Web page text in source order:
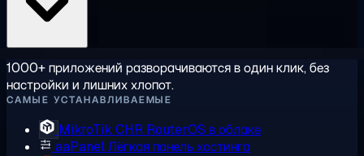
1000+ приложений разворачиваются в один клик, без
настройки и лишних хлопот.
САМЫЕ УСТАНАВЛИВАЕМЫЕ
MikroTik CHR RouterOS в облаке
aaPanelЛёгкая панель хостинга